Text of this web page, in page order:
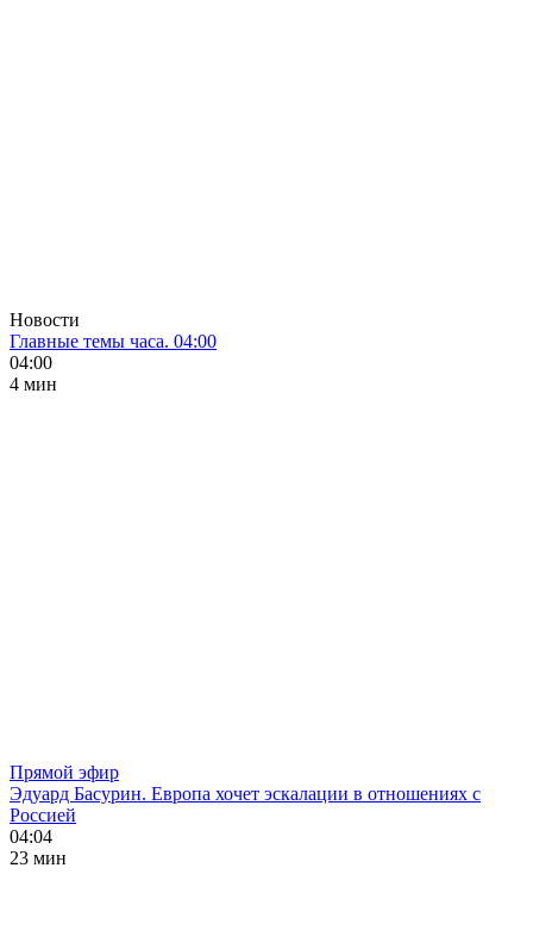
Новости
Главные темы часа. 04:00
04:00
4 мин
Прямой эфир
Эдуард Басурин. Европа хочет эскалации в отношениях с
Россией
04:04
23 мин